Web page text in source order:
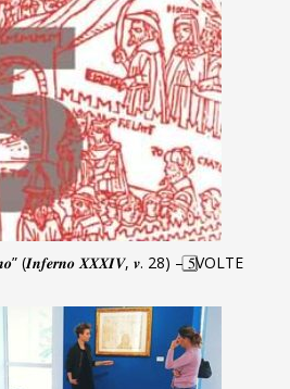
(𝑰𝒏𝒇𝒆𝒓𝒏𝒐 𝑿𝑿𝑿𝑰𝑽, 𝒗. 28) – 5⃣VOLTE